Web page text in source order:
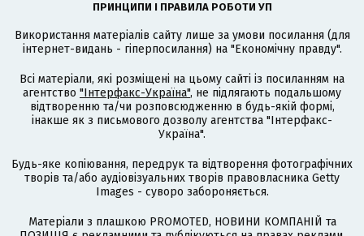
ПРИНЦИПИ І ПРАВИЛА РОБОТИ УП
Використання матеріалів сайту лише за умови посилання (для
інтернет-видань - гіперпосилання) на "Економічну правду".
Всі матеріали, які розміщені на цьому сайті із посиланням на
агентство "Інтерфакс-Україна", не підлягають подальшому
відтворенню та/чи розповсюдженню в будь-якій формі,
інакше як з письмового дозволу агентства "Інтерфакс-
Україна".
Будь-яке копіювання, передрук та відтворення фотографічних
творів та/або аудіовізуальних творів правовласника Getty
Images - суворо забороняється.
Матеріали з плашкою PROMOTED, НОВИНИ КОМПАНІЙ та